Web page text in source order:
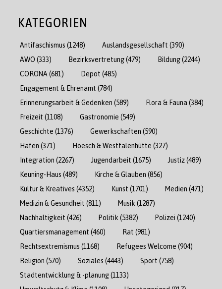
KATEGORIEN
Antifaschismus (1248) Auslandsgesellschaft (390)
AWO (333) Bezirksvertretung(479) Bildung(2244)
CORONA (681) Depot (485)
Engagement & Ehrenamt (784)
Erinnerungsarbeit & Gedenken (589) Flora & Fauna (384)
Freizeit (1108) Gastronomie (549)
Geschichte (1376) Gewerkschaften (590)
Hafen (371) Hoesch & Westfalenhütte (327)
Integration (2267) Jugendarbeit (1675) Justiz(489)
Keuning-Haus (489) Kirche & Glauben (856)
Kultur & Kreatives (4352) Kunst (1701) Medien (471)
Medizin & Gesundheit (811) Musik (1287)
Nachhaltigkeit (426) Politik (5382) Polizei (1240)
Quartiersmanagement (460) Rat (981)
Rechtsextremismus (1168) Refugees Welcome (904)
Religion (570) Soziales (4443) Sport (758)
Stadtentwicklung & -planung(1133)